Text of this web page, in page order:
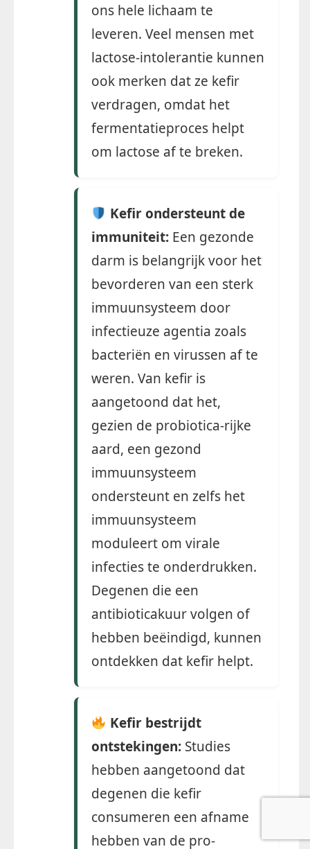
ons hele lichaam te
leveren. Veel mensen met
lactose-intolerantie kunnen
ook merken dat ze kefir
verdragen, omdat het
fermentatieproces helpt
om lactose af te breken.
Kefir ondersteunt de
immuniteit: Een gezonde
darm is belangrijk voor het
bevorderen van een sterk
immuunsysteem door
infectieuze agentia zoals
bacteriën en virussen af ​​te
weren. Van kefir is
aangetoond dat het,
gezien de probiotica-rijke
aard, een gezond
immuunsysteem
ondersteunt en zelfs het
immuunsysteem
moduleert om virale
infecties te onderdrukken.
Degenen die een
antibioticakuur volgen of
hebben beëindigd, kunnen
ontdekken dat kefir helpt.
Kefir bestrijdt
ontstekingen: Studies
hebben aangetoond dat
degenen die kefir
consumeren een afname
hebben van de pro-